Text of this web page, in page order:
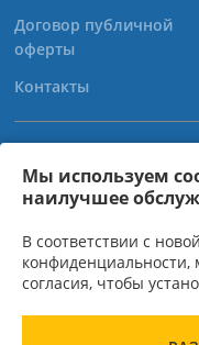
Мы используем
наилучшее
В соответствии с
согласия, чтобы
Договор публичной
оферты
Контакты
ООО "Новатек Электро" -